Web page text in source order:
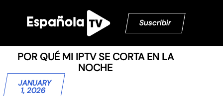
Suscribir
POR QUÉ MI IPTV SE CORTA EN LA
NOCHE
JANUARY
1, 2026